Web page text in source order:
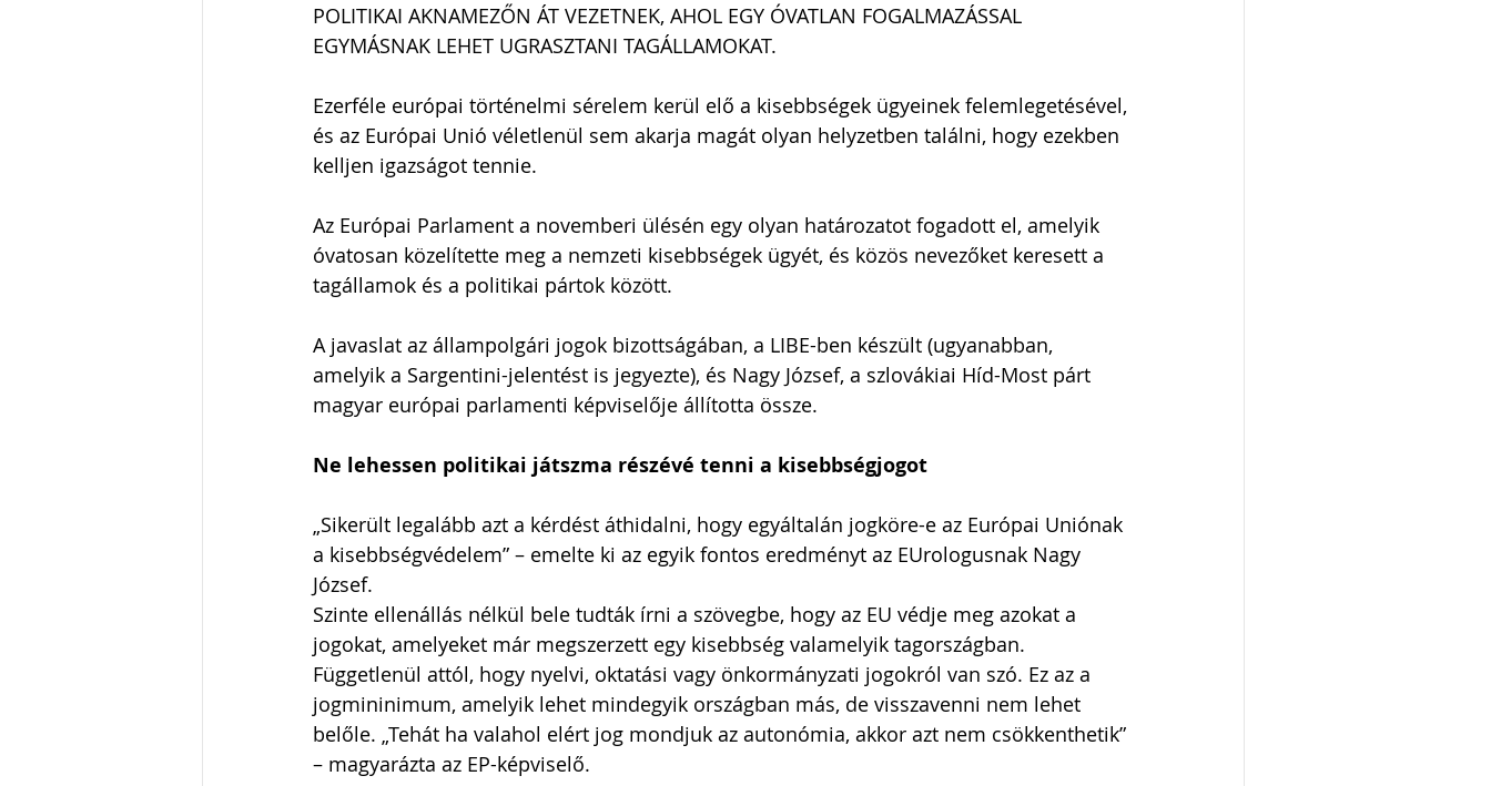
POLITIKAI AKNAMEZŐN ÁT VEZETNEK, AHOL EGY ÓVATLAN FOGALMAZÁSSAL
EGYMÁSNAK LEHET UGRASZTANI TAGÁLLAMOKAT.
Ezerféle európai történelmi sérelem kerül elő a kisebbségek ügyeinek felemlegetésével,
és az Európai Unió véletlenül sem akarja magát olyan helyzetben találni, hogy ezekben
kelljen igazságot tennie.
Az Európai Parlament a novemberi ülésén egy olyan határozatot fogadott el, amelyik
óvatosan közelítette meg a nemzeti kisebbségek ügyét, és közös nevezőket keresett a
tagállamok és a politikai pártok között.
A javaslat az állampolgári jogok bizottságában, a LIBE-ben készült (ugyanabban,
amelyik a Sargentini-jelentést is jegyezte), és Nagy József, a szlovákiai Híd-Most párt
magyar európai parlamenti képviselője állította össze.
Ne lehessen politikai játszma részévé tenni a kisebbségjogot
„Sikerült legalább azt a kérdést áthidalni, hogy egyáltalán jogköre-e az Európai Uniónak
a kisebbségvédelem” – emelte ki az egyik fontos eredményt az EUrologusnak Nagy
József.
Szinte ellenállás nélkül bele tudták írni a szövegbe, hogy az EU védje meg azokat a
jogokat, amelyeket már megszerzett egy kisebbség valamelyik tagországban.
Függetlenül attól, hogy nyelvi, oktatási vagy önkormányzati jogokról van szó. Ez az a
jogmininimum, amelyik lehet mindegyik országban más, de visszavenni nem lehet
belőle. „Tehát ha valahol elért jog mondjuk az autonómia, akkor azt nem csökkenthetik”
– magyarázta az EP-képviselő.